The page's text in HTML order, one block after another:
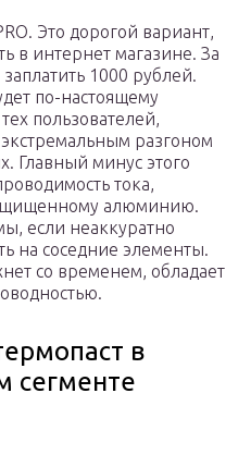
Это дорогой вариант,
в интернет магазине. За
1000 рублей.
по-настоящему
пользователей,
разгоном
Главный минус этого
тока,
алюминию.
если неаккуратно
на соседние элементы.
со временем, обладает
в
сегменте